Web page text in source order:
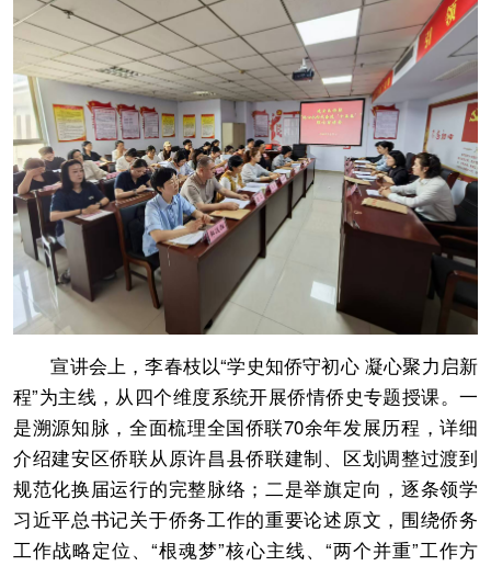
宣讲会上，李春枝以“学史知侨守初心 凝心聚力启新
程”为主线，从四个维度系统开展侨情侨史专题授课。一
是溯源知脉，全面梳理全国侨联70余年发展历程，详细
介绍建安区侨联从原许昌县侨联建制、区划调整过渡到
规范化换届运行的完整脉络；二是举旗定向，逐条领学
习近平总书记关于侨务工作的重要论述原文，围绕侨务
工作战略定位、“根魂梦”核心主线、“两个并重”工作方